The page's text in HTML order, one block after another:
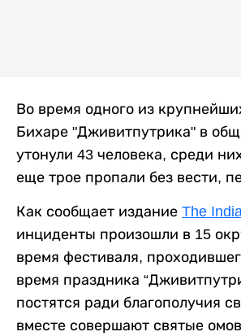
Во время одного из
Бихаре "Дживитпутрика" в
утонули 43 человека, среди
еще трое пропали без вести,
Как сообщает издание The
инциденты произошли в 15
время фестиваля,
время праздника
постятся ради благополучия
вместе совершают святые